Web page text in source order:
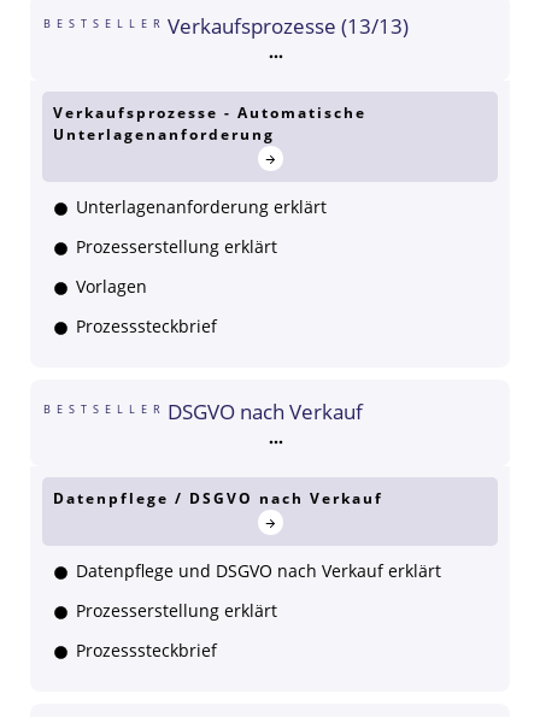
BESTSELLER Verkaufsprozesse (13/13)
Verkaufsprozesse - Automatische
Unterlagenanforderung
Unterlagenanforderung erklärt
Prozesserstellung erklärt
Vorlagen
Prozesssteckbrief
BESTSELLER DSGVO nach Verkauf
Datenpflege / DSGVO nach Verkauf
Datenpflege und DSGVO nach Verkauf erklärt
Prozesserstellung erklärt
Prozesssteckbrief